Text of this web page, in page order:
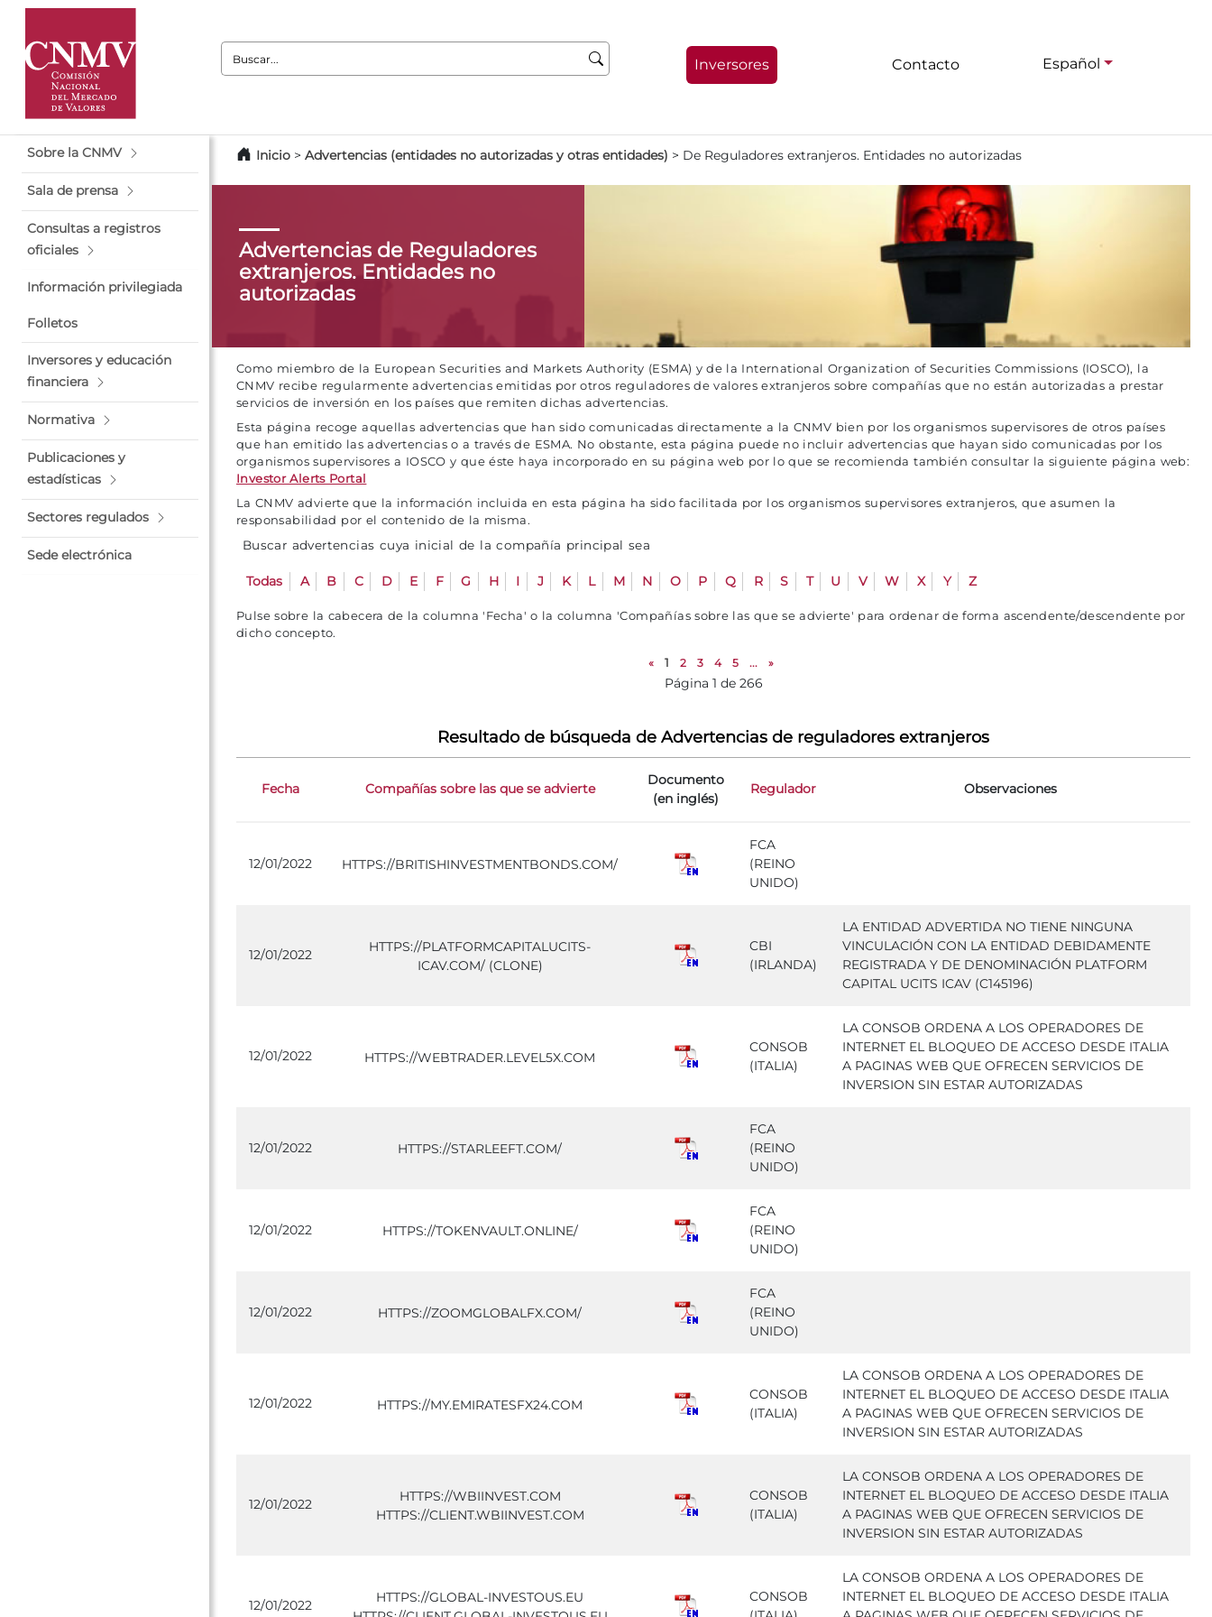
Buscar:
Inversores Contacto Español
Sobre la CNMV
Sala de prensa
Consultas a registros
oficiales
Información privilegiada
Folletos
Inversores y educación
financiera
Normativa
Publicaciones y
estadísticas
Sectores regulados
Sede electrónica
Inicio > Advertencias (entidades no autorizadas y otras entidades) > De Reguladores extranjeros. Entidades no autorizadas
Advertencias de Reguladores
extranjeros. Entidades no
autorizadas
Como miembro de la European Securities and Markets Authority (ESMA) y de la International Organization of Securities Commissions (IOSCO), la
CNMV recibe regularmente advertencias emitidas por otros reguladores de valores extranjeros sobre compañías que no están autorizadas a prestar
servicios de inversión en los países que remiten dichas advertencias.
Esta página recoge aquellas advertencias que han sido comunicadas directamente a la CNMV bien por los organismos supervisores de otros países
que han emitido las advertencias o a través de ESMA. No obstante, esta página puede no incluir advertencias que hayan sido comunicadas por los
organismos supervisores a IOSCO y que éste haya incorporado en su página web por lo que se recomienda también consultar la siguiente página web:
Investor Alerts Portal
La CNMV advierte que la información incluida en esta página ha sido facilitada por los organismos supervisores extranjeros, que asumen la
responsabilidad por el contenido de la misma.
Buscar advertencias cuya inicial de la compañía principal sea
Todas A B C D E F G H I J K L M N O P Q R S T U V W X Y Z
Pulse sobre la cabecera de la columna 'Fecha' o la columna 'Compañías sobre las que se advierte' para ordenar de forma ascendente/descendente por
dicho concepto.
« 1 2 3 4 5 ... »
Página 1 de 266
Resultado de búsqueda de Advertencias de reguladores extranjeros
Fecha Compañías sobre las que se advierte
Documento
(en inglés)
Regulador Observaciones
12/01/2022 HTTPS://BRITISHINVESTMENTBONDS.COM/
FCA
(REINO
UNIDO)
12/01/2022
HTTPS://PLATFORMCAPITALUCITS-
ICAV.COM/ (CLONE)
CBI
(IRLANDA)
LA ENTIDAD ADVERTIDA NO TIENE NINGUNA
VINCULACIÓN CON LA ENTIDAD DEBIDAMENTE
REGISTRADA Y DE DENOMINACIÓN PLATFORM
CAPITAL UCITS ICAV (C145196)
12/01/2022 HTTPS://WEBTRADER.LEVEL5X.COM
CONSOB
(ITALIA)
LA CONSOB ORDENA A LOS OPERADORES DE
INTERNET EL BLOQUEO DE ACCESO DESDE ITALIA
A PAGINAS WEB QUE OFRECEN SERVICIOS DE
INVERSION SIN ESTAR AUTORIZADAS
12/01/2022 HTTPS://STARLEEFT.COM/
FCA
(REINO
UNIDO)
12/01/2022 HTTPS://TOKENVAULT.ONLINE/
FCA
(REINO
UNIDO)
12/01/2022 HTTPS://ZOOMGLOBALFX.COM/
FCA
(REINO
UNIDO)
12/01/2022 HTTPS://MY.EMIRATESFX24.COM
CONSOB
(ITALIA)
LA CONSOB ORDENA A LOS OPERADORES DE
INTERNET EL BLOQUEO DE ACCESO DESDE ITALIA
A PAGINAS WEB QUE OFRECEN SERVICIOS DE
INVERSION SIN ESTAR AUTORIZADAS
12/01/2022
HTTPS://WBIINVEST.COM
HTTPS://CLIENT.WBIINVEST.COM
CONSOB
(ITALIA)
LA CONSOB ORDENA A LOS OPERADORES DE
INTERNET EL BLOQUEO DE ACCESO DESDE ITALIA
A PAGINAS WEB QUE OFRECEN SERVICIOS DE
INVERSION SIN ESTAR AUTORIZADAS
12/01/2022
HTTPS://GLOBAL-INVESTOUS.EU
CONSOB
LA CONSOB ORDENA A LOS OPERADORES DE
INTERNET EL BLOQUEO DE ACCESO DESDE ITALIA